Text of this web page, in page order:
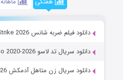
دانلود فیلم ضربه شانس Lucky Strike 2026
دانلود سریال تد لاسو Ted Lasso 2020-2026
دانلود سریال زن متاهل آدمکش A Bona Fide Killer 2026